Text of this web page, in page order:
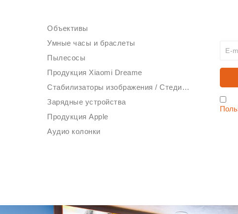
Объективы
Умные часы и браслеты
Пылесосы
Продукция Xiaomi Dreame
Стабилизаторы изображения / Стедикам
Зарядные устройства
Продукция Apple
Аудио колонки